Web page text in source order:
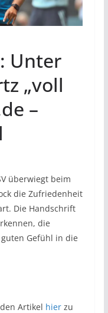
Unter
„voll
–
überwiegt beim
die Zufriedenheit
Die Handschrift
die
Gefühl in die
Artikel hierzu